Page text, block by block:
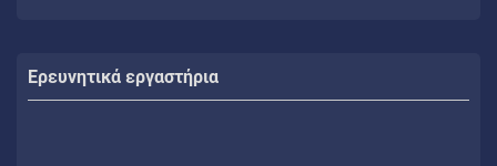
Ερευνητικά εργαστήρια